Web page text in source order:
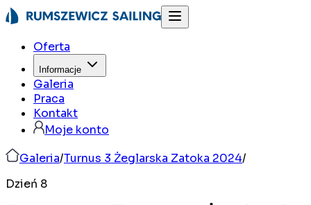
Oferta
Informacje
Galeria
Praca
Kontakt
Moje konto
Galeria/Turnus 3 Żeglarska Zatoka 2024/
Dzień 8